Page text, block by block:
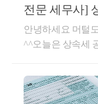
전문 세무사]
회계컨설팅)
안녕하세요 머털
^^오늘은 상속세
을 초과하여 상속
제가 되지 않게끔